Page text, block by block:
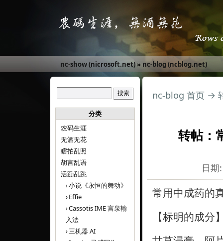
nc-show (nicrosoft.net)» nc-blog (ncblog.net)
分类
农码生涯
无酒无花
瞎拍乱照
胡言乱语
活蹦乱跳
小说《永恒的舞动》
Effie
Cassotis IME 言泉输
入法
三机器 AI
nc-blog 首页 →
转帖：
日
常用中成药的
【标明的成分